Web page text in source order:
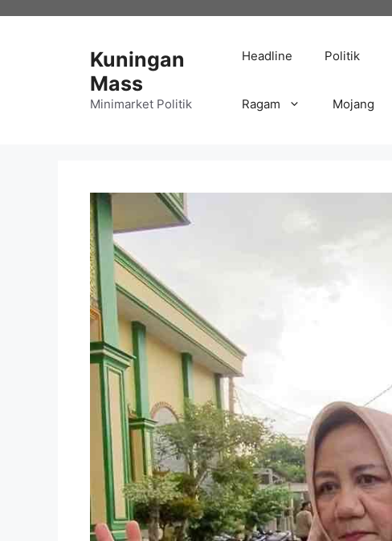
Kuningan
Mass
Minimarket Politik
Headline Politik
Ragam Mojang